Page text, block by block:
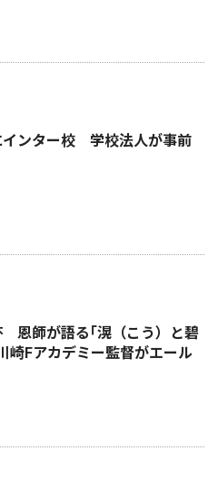
インター校 学校法人が事前
恩師が語る｢滉（こう）と碧
崎Fアカデミー監督がエール